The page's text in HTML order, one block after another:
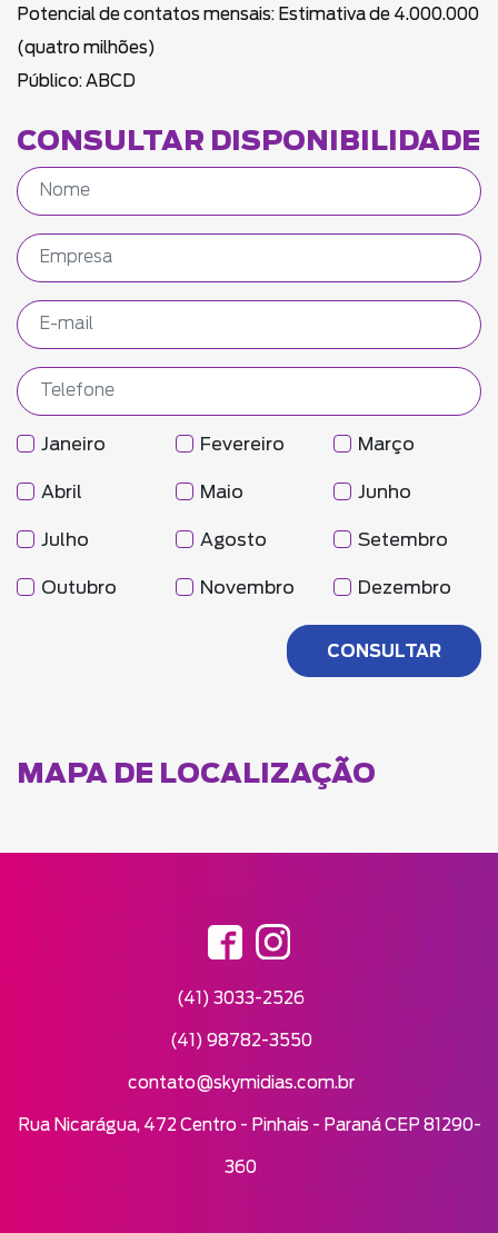
Potencial de contatos mensais: Estimativa de 4.000.000
(quatro milhões)
Público: ABCD
CONSULTAR DISPONIBILIDADE
Janeiro Fevereiro Março
Abril Maio Junho
Julho Agosto Setembro
Outubro Novembro Dezembro
MAPA DE LOCALIZAÇÃO
(41) 3033-2526
(41) 98782-3550
contato@skymidias.com.br
Rua Nicarágua, 472 Centro - Pinhais - Paraná CEP 81290-
360